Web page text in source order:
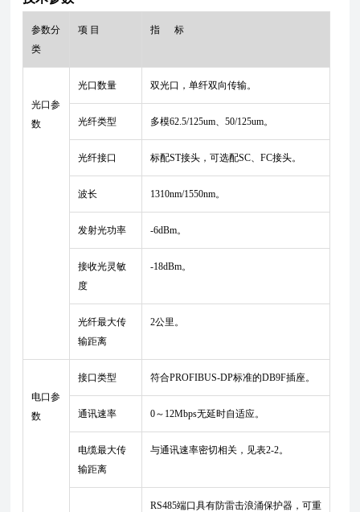
参数分
类
项 目 指 标
光口参
数
光口数量 双光口，单纤双向传输。
光纤类型 多模62.5/125um、50/125um。
光纤接口 标配ST接头，可选配SC、FC接头。
波长 1310nm/1550nm。
发射光功率 -6dBm。
接收光灵敏
度
-18dBm。
光纤最大传
输距离
2公里。
电口参
数
接口类型 符合PROFIBUS-DP标准的DB9F插座。
通讯速率 0～12Mbps无延时自适应。
电缆最大传
输距离
与通讯速率密切相关，见表2-2。
RS485端口具有防雷击浪涌保护器，可重